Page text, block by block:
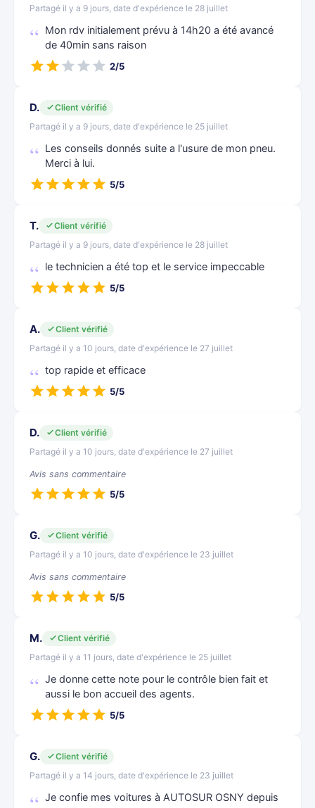
Partagé il y a 9 jours, date d'expérience le 28 juillet
Mon rdv initialement prévu à 14h20 a été avancé
de 40min sans raison
2/5
D.
Client vérifié
Partagé il y a 9 jours, date d'expérience le 25 juillet
Les conseils donnés suite a l'usure de mon pneu.
Merci à lui.
5/5
T.
Client vérifié
Partagé il y a 9 jours, date d'expérience le 28 juillet
le technicien a été top et le service impeccable
5/5
A.
Client vérifié
Partagé il y a 10 jours, date d'expérience le 27 juillet
top rapide et efficace
5/5
D.
Client vérifié
Partagé il y a 10 jours, date d'expérience le 27 juillet
Avis sans commentaire
5/5
G.
Client vérifié
Partagé il y a 10 jours, date d'expérience le 23 juillet
Avis sans commentaire
5/5
M.
Client vérifié
Partagé il y a 11 jours, date d'expérience le 25 juillet
Je donne cette note pour le contrôle bien fait et
aussi le bon accueil des agents.
5/5
G.
Client vérifié
Partagé il y a 14 jours, date d'expérience le 23 juillet
Je confie mes voitures à AUTOSUR OSNY depuis